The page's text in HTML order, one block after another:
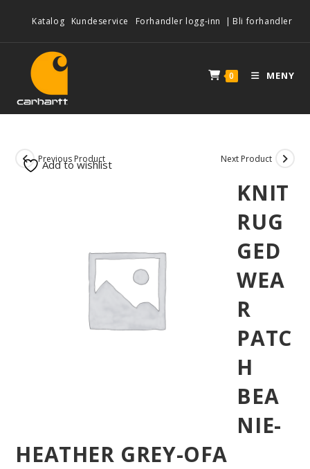
Katalog Kundeservice Forhandler logg-inn | Bli forhandler
0 MENY
Previous Product Next Product
KNIT
RUG
GED
WEA
R
PATC
H
BEA
NIE-
HEATHER GREY-OFA
Add to wishlist